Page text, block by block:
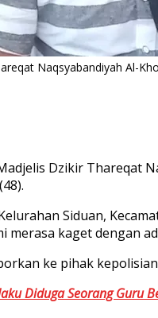
Naqsyabandiyah Al-
Dzikir Thareqat
Siduan,
kaget dengan
ke pihak
Diduga Seorang Guru